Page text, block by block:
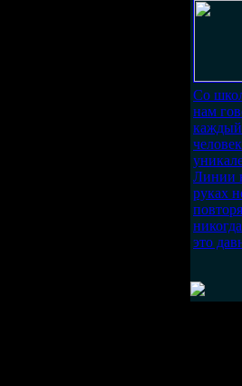
Со
нам
каждый
человек
Линии
руках
это